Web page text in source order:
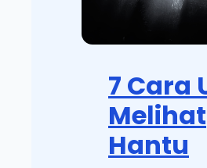
7 Cara
Melihat
Hantu